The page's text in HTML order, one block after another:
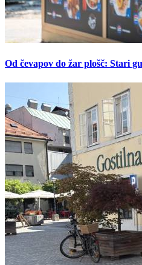
Od čevapov do žar plošč: Stari